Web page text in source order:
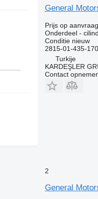
General
Prijs op aanvraag
Onderdeel -
Conditienieuw
2815-01-435-
Turkije
KARDEŞLER
Contact
2
General